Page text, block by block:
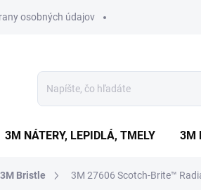
osobných údajov
3M NÁTERY, LEPIDLÁ, TMELY 3M
Bristle 3M 27606 Scotch-Brite™